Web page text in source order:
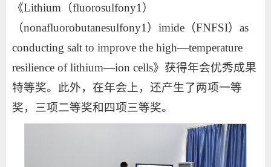
《Lithium（fluorosulfony1）
（nonafluorobutanesulfony1）imide（FNFSI）as
conducting salt to improve the high—temperature
resilience of lithium—ion cells》获得年会优秀成果
特等奖。此外，在年会上，还产生了两项一等
奖，三项二等奖和四项三等奖。